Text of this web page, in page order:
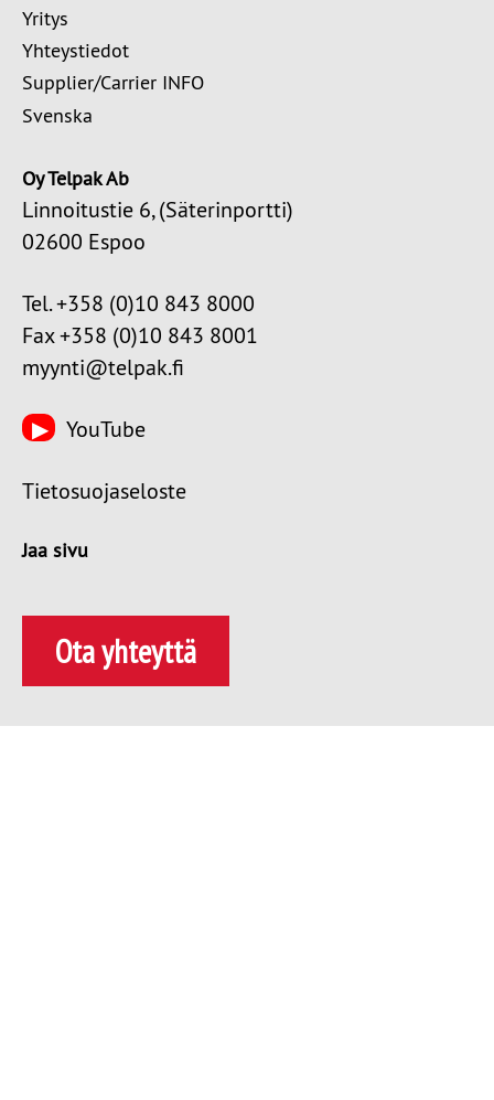
Yritys
Yhteystiedot
Supplier/Carrier INFO
Svenska
Oy Telpak Ab
Linnoitustie 6, (Säterinportti)
02600 Espoo
Tel. +358 (0)10 843 8000
Fax +358 (0)10 843 8001
myynti@telpak.fi
YouTube
Tietosuojaseloste
Jaa sivu
Ota yhteyttä